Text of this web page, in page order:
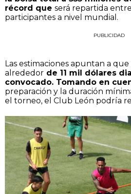
récord que será repartida
participantes a nivel mundial.
PUBLICIDAD
Las estimaciones apuntan a
alrededor de 11 mil dólares
convocado. Tomando en
preparación y la duración
el torneo, el Club León podría